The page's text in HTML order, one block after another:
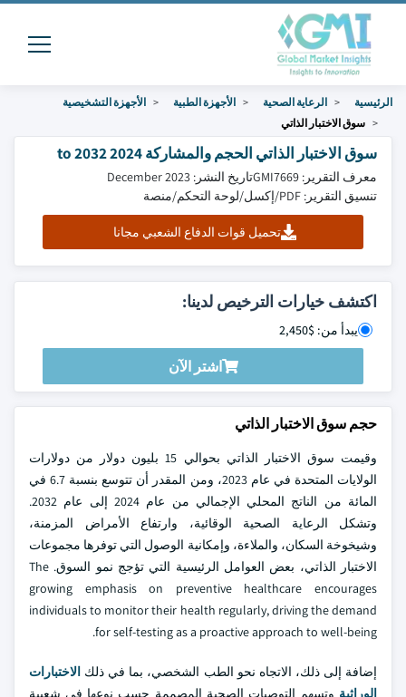
الرئيسية الرعاية الصحية الأجهزة الطبية
الأجهزة التشخيصية
سوق الاختبار الذاتي
سوق الاختبار الذاتي الحجم والمشاركة 2024 to 2032
معرف التقرير: GMI7669
تاريخ النشر: December 2023
تنسيق التقرير: PDF/إكسل/لوحة التحكم/منصة
تحميل قوات الدفاع الشعبي مجانا
اكتشف خيارات الترخيص لدينا:
يبدأ من: $2,450
اشتر الآن
حجم سوق الاختبار الذاتي
وقيمت سوق الاختبار الذاتي بحوالي 15 بليون دولار من دولارات
الولايات المتحدة في عام 2023، ومن المقدر أن تتوسع بنسبة 6.7 في
المائة من الناتج المحلي الإجمالي من عام 2024 إلى عام 2032.
وتشكل الرعاية الصحية الوقائية، وارتفاع الأمراض المزمنة،
وشيخوخة السكان، والملاءة، وإمكانية الوصول التي توفرها مجموعات
الاختبار الذاتي، بعض العوامل الرئيسية التي تؤجج نمو السوق. The
growing emphasis on preventive healthcare encourages
individuals to monitor their health regularly, driving the demand
for self-testing as a proactive approach to well-being.
إضافة إلى ذلك، الاتجاه نحو الطب الشخصي، بما في ذلك الاختبارات
الوراثية وتسهم التوصيات الصحية المصممة حسب نوعها في شعبية